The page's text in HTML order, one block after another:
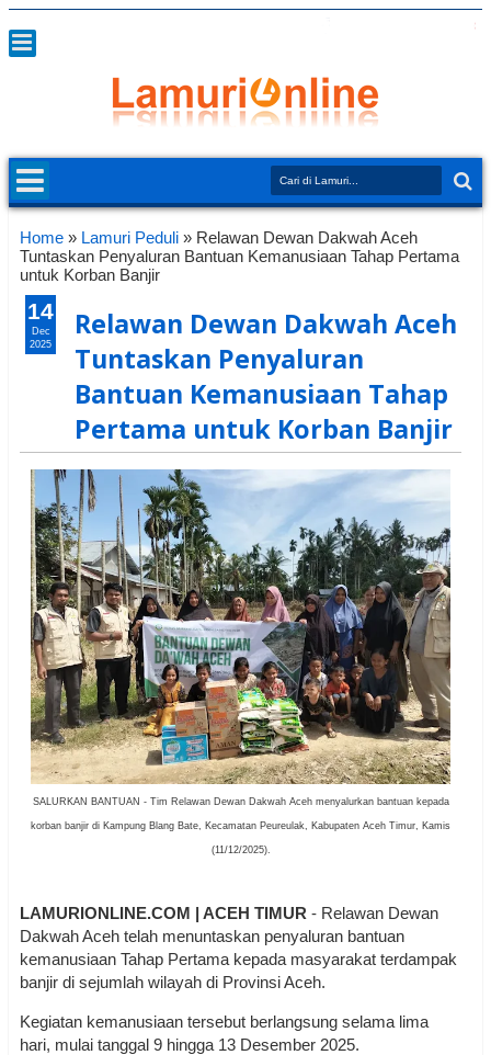
Home » Lamuri Peduli » Relawan Dewan Dakwah Aceh
Tuntaskan Penyaluran Bantuan Kemanusiaan Tahap Pertama
untuk Korban Banjir
Relawan Dewan Dakwah Aceh
Tuntaskan Penyaluran
Bantuan Kemanusiaan Tahap
Pertama untuk Korban Banjir
SALURKAN BANTUAN - Tim Relawan Dewan Dakwah Aceh menyalurkan bantuan kepada
korban banjir di Kampung Blang Bate, Kecamatan Peureulak, Kabupaten Aceh Timur, Kamis
(11/12/2025).
LAMURIONLINE.COM | ACEH TIMUR - Relawan Dewan
Dakwah Aceh telah menuntaskan penyaluran bantuan
kemanusiaan Tahap Pertama kepada masyarakat terdampak
banjir di sejumlah wilayah di Provinsi Aceh.
Kegiatan kemanusiaan tersebut berlangsung selama lima
hari, mulai tanggal 9 hingga 13 Desember 2025.
14
Dec
2025